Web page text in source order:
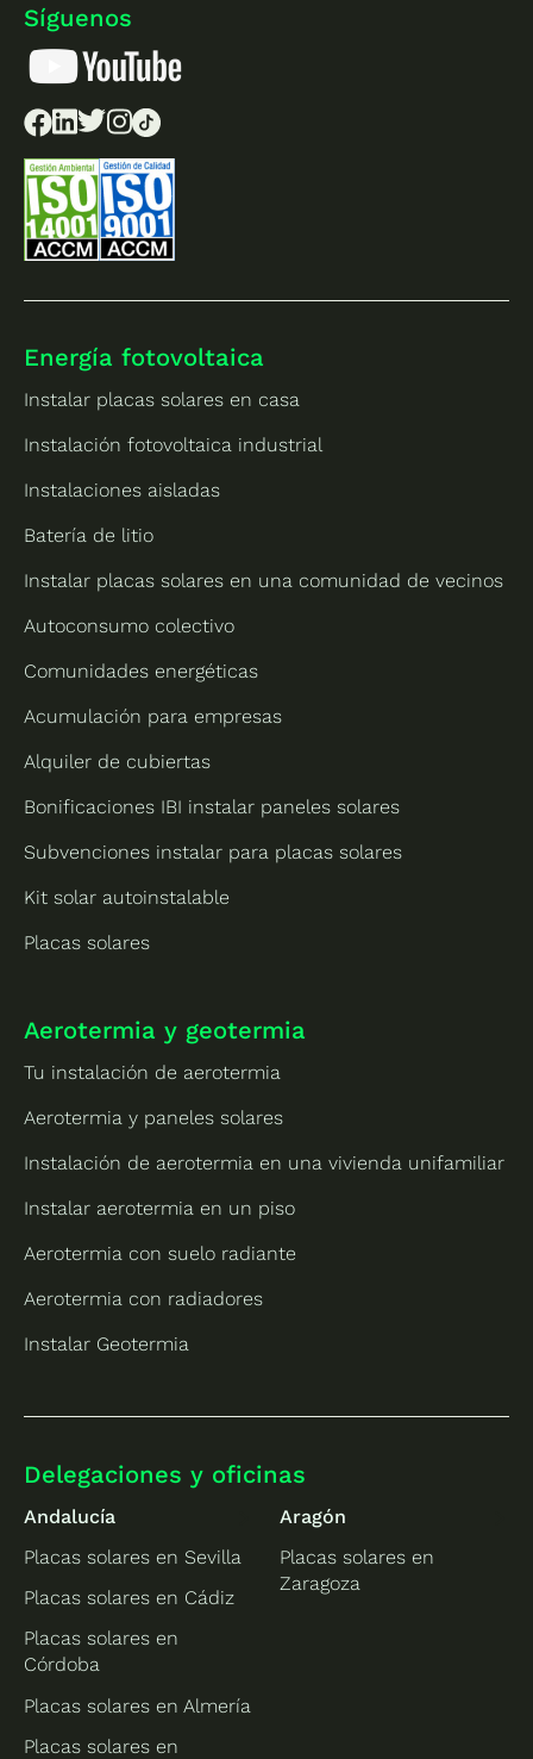
Síguenos
Energía fotovoltaica
Instalar placas solares en casa
Instalación fotovoltaica industrial
Instalaciones aisladas
Batería de litio
Instalar placas solares en una comunidad de vecinos
Autoconsumo colectivo
Comunidades energéticas
Acumulación para empresas
Alquiler de cubiertas
Bonificaciones IBI instalar paneles solares
Subvenciones instalar para placas solares
Kit solar autoinstalable
Placas solares
Aerotermia y geotermia
Tu instalación de aerotermia
Aerotermia y paneles solares
Instalación de aerotermia en una vivienda unifamiliar
Instalar aerotermia en un piso
Aerotermia con suelo radiante
Aerotermia con radiadores
Instalar Geotermia
Delegaciones y oficinas
Andalucía
Placas solares en Sevilla
Placas solares en Cádiz
Placas solares en
Córdoba
Placas solares en Almería
Placas solares en
Aragón
Placas solares en
Zaragoza